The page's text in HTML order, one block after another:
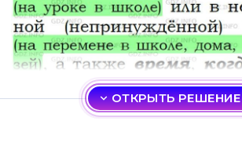
ОТКРЫТЬ РЕШЕНИЕ